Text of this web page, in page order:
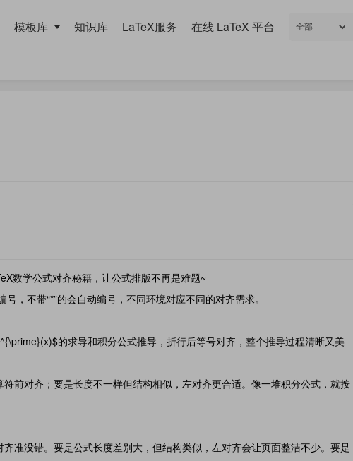
模板库 知识库 LaTeX服务 在线 LaTeX 平台
数学公式对齐秘籍，让公式排版不再是难题~
，不带“*”的会自动编号，不同环境对应不同的对齐需求。
的求导和积分公式推导，折行后等号对齐，整个推导过程清晰又美
前对齐；要是长度不一样但结构相似，左对齐更合适。像一堆积分公式，就按
准没错。要是公式长度差别大，但结构类似，左对齐会让页面整洁不少。要是